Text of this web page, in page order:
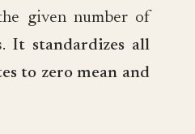
given number of
It standardizes all
to zero mean and